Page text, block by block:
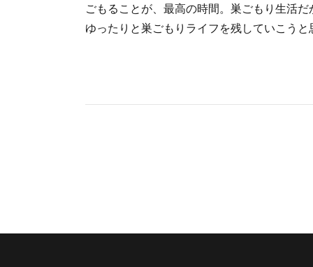
ごもることが、最高の時間。巣ごもり生活
ゆったりと巣ごもりライフを残していこうと